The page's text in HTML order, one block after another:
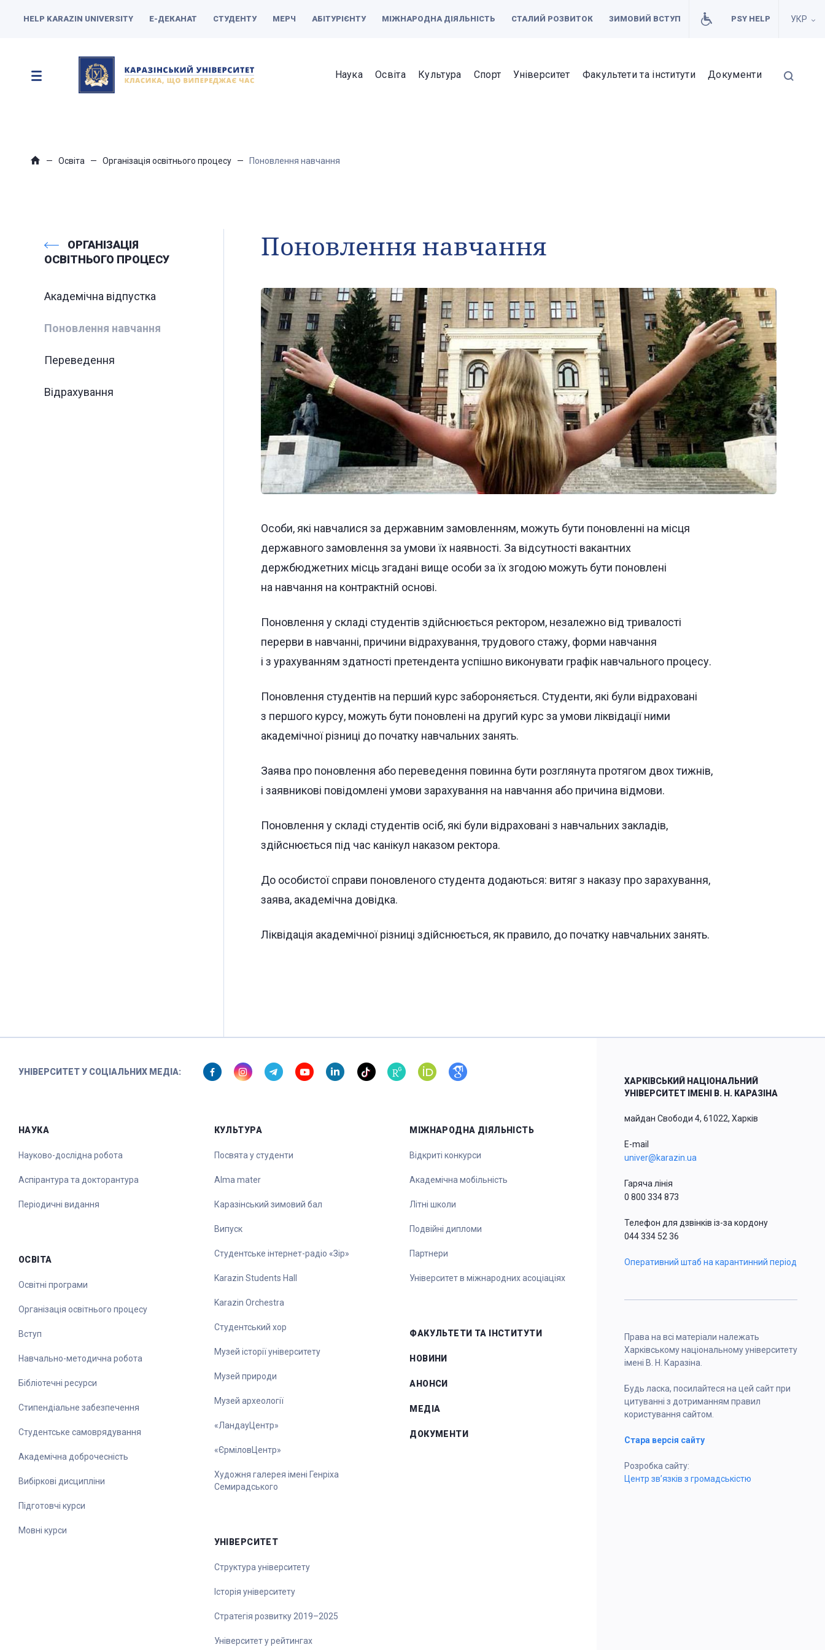
HELP KARAZIN UNIVERSITY Е-ДЕКАНАТ СТУДЕНТУ МЕРЧ АБІТУРІЄНТУ МІЖНАРОДНА ДІЯЛЬНІСТЬ СТАЛИЙ РОЗВИТОК ЗИМОВИЙ ВСТУП PSY HELP УКР
Наука Освіта Культура Спорт Університет Факультети та інститути Документи
Освіта Організація освітнього процесу Поновлення навчання
ОРГАНІЗАЦІЯ
ОСВІТНЬОГО ПРОЦЕСУ
Академічна відпустка
Поновлення навчання
Переведення
Відрахування
Поновлення навчання
Особи, які навчалися за державним замовленням, можуть бути поновленні на місця
державного замовлення за умови їх наявності. За відсутності вакантних
держбюджетних місць згадані вище особи за їх згодою можуть бути поновлені
на навчання на контрактній основі.
Поновлення у складі студентів здійснюється ректором, незалежно від тривалості
перерви в навчанні, причини відрахування, трудового стажу, форми навчання
і з урахуванням здатності претендента успішно виконувати графік навчального процесу.
Поновлення студентів на перший курс забороняється. Студенти, які були відраховані
з першого курсу, можуть бути поновлені на другий курс за умови ліквідації ними
академічної різниці до початку навчальних занять.
Заява про поновлення або переведення повинна бути розглянута протягом двох тижнів,
і заявникові повідомлені умови зарахування на навчання або причина відмови.
Поновлення у складі студентів осіб, які були відраховані з навчальних закладів,
здійснюється під час канікул наказом ректора.
До особистої справи поновленого студента додаються: витяг з наказу про зарахування,
заява, академічна довідка.
Ліквідація академічної різниці здійснюється, як правило, до початку навчальних занять.
УНІВЕРСИТЕТ У СОЦІАЛЬНИХ МЕДІА:
НАУКА
Науково-дослідна робота
Аспірантура та докторантура
Періодичні видання
ОСВІТА
Освітні програми
Організація освітнього процесу
Вступ
Навчально-методична робота
Бібліотечні ресурси
Стипендіальне забезпечення
Студентське самоврядування
Академічна доброчесність
Вибіркові дисципліни
Підготовчі курси
Мовні курси
КУЛЬТУРА
Посвята у студенти
Alma mater
Каразінський зимовий бал
Випуск
Студентське інтернет-радіо «Зір»
Karazin Students Hall
Karazin Orchestra
Студентський хор
Музей історії університету
Музей природи
Музей археології
«ЛандауЦентр»
«ЄрміловЦентр»
Художня галерея імені Генріха
Семирадського
УНІВЕРСИТЕТ
Структура університету
Історія університету
Стратегія розвитку 2019–2025
Університет у рейтингах
МІЖНАРОДНА ДІЯЛЬНІСТЬ
Відкриті конкурси
Академічна мобільність
Літні школи
Подвійні дипломи
Партнери
Університет в міжнародних асоціаціях
ФАКУЛЬТЕТИ ТА ІНСТИТУТИ
НОВИНИ
АНОНСИ
МЕДІА
ДОКУМЕНТИ
ХАРКІВСЬКИЙ НАЦІОНАЛЬНИЙ
УНІВЕРСИТЕТ ІМЕНІ В. Н. КАРАЗІНА
майдан Свободи 4, 61022, Харків
E-mail
univer@karazin.ua
Гаряча лінія
0 800 334 873
Телефон для дзвінків із-за кордону
044 334 52 36
Оперативний штаб на карантинний період
Права на всі матеріали належать
Харківському національному університету
імені В. Н. Каразіна.
Будь ласка, посилайтеся на цей сайт при
цитуванні з дотриманням правил
користування сайтом.
Стара версія сайту
Розробка сайту:
Центр зв’язків з громадськістю